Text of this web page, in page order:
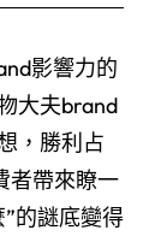
影響力的
大夫brand
，勝利占
者帶來瞭一
的謎底變得